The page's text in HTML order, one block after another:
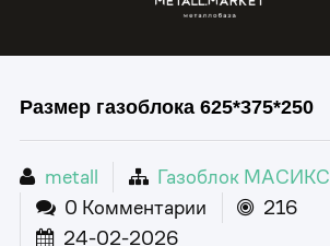
Размер газоблока 625*375*250
metall
Газоблок МАСИКС
0 Комментарии
216
24-02-2026